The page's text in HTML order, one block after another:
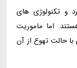
2099 جریان دارد و تکنولوژی های
اما ماموریت
حالت تهوع از آن